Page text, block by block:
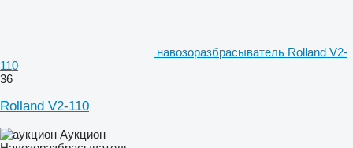
навозоразбрасыватель Rolland V2-
110
36
Rolland V2-110
Аукцион